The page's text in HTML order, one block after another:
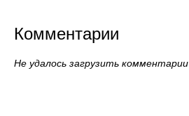
Комментарии
Не удалось загрузить комментарии